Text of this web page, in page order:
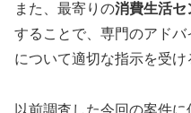
また、最寄りの消費生活セ
することで、専門のアド
について適切な指示を受け
以前調査した今回の案件に